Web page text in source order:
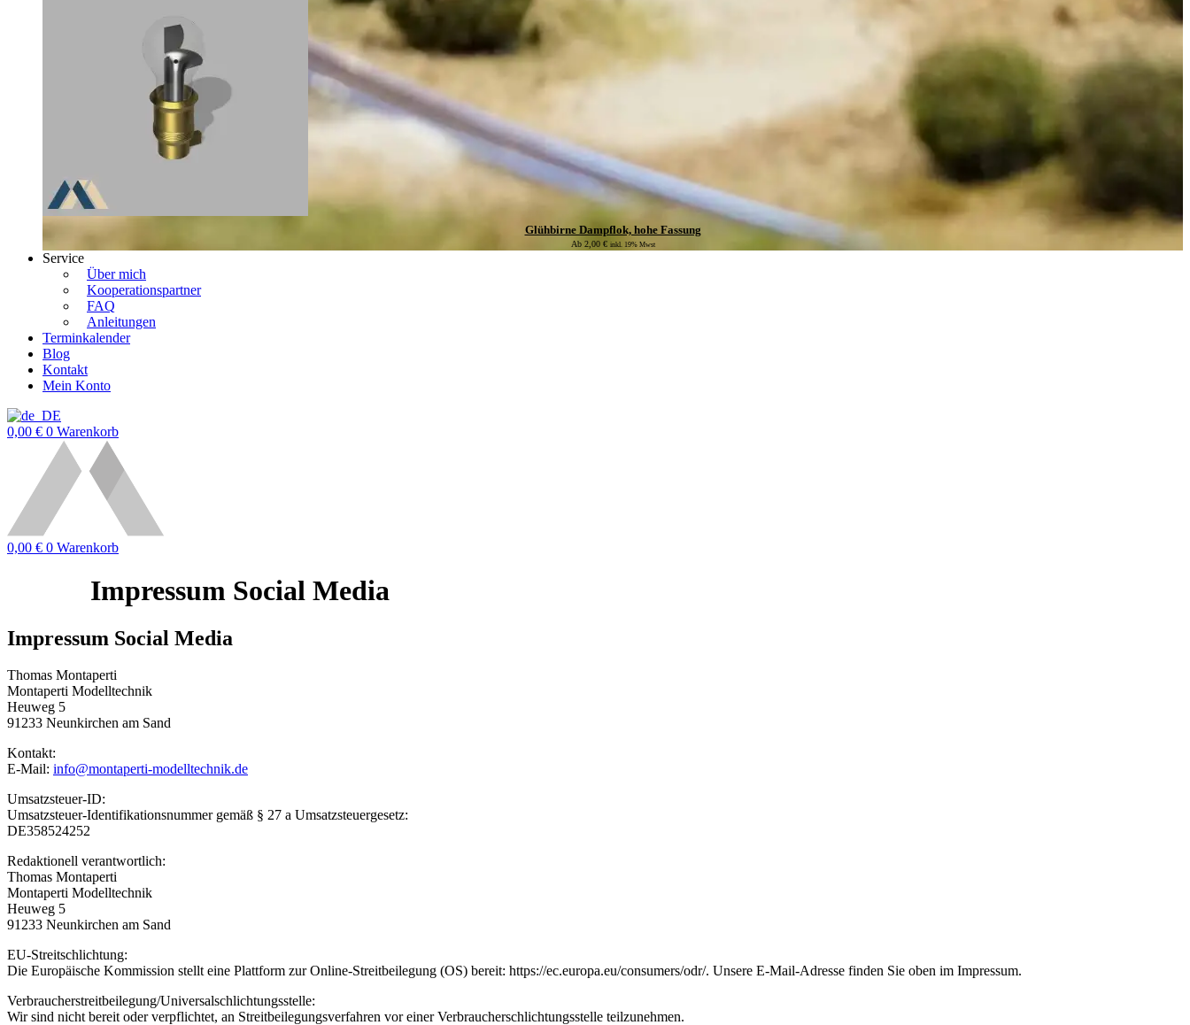
Glühbirne Dampflok, hohe Fassung
Ab 2,00 € inkl. 19% Mwst
Service
Über mich
Kooperationspartner
FAQ
Anleitungen
Terminkalender
Blog
Kontakt
Mein Konto
0,00 € 0 Warenkorb
0,00 € 0 Warenkorb
Impressum Social Media
Impressum Social Media
Thomas Montaperti
Montaperti Modelltechnik
Heuweg 5
91233 Neunkirchen am Sand
Kontakt:
E-Mail: info@montaperti-modelltechnik.de
Umsatzsteuer-ID:
Umsatzsteuer-Identifikationsnummer gemäß § 27 a Umsatzsteuergesetz:
DE358524252
Redaktionell verantwortlich:
Thomas Montaperti
Montaperti Modelltechnik
Heuweg 5
91233 Neunkirchen am Sand
EU-Streitschlichtung:
Die Europäische Kommission stellt eine Plattform zur Online-Streitbeilegung (OS) bereit: https://ec.europa.eu/consumers/odr/. Unsere E-Mail-Adresse finden Sie oben im Impressum.
Verbraucher­streit­beilegung/Universal­schlichtungs­stelle:
Wir sind nicht bereit oder verpflichtet, an Streitbeilegungsverfahren vor einer Verbraucherschlichtungsstelle teilzunehmen.